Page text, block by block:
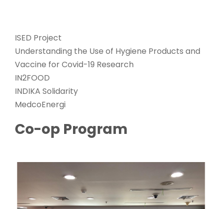
ISED Project
Understanding the Use of Hygiene Products and
Vaccine for Covid-19 Research
IN2FOOD
INDIKA Solidarity
MedcoEnergi
Co-op Program